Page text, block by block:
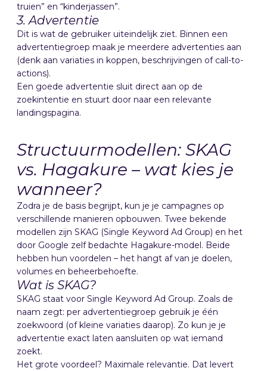
truien” en “kinderjassen”.
3. Advertentie
Dit is wat de gebruiker uiteindelijk ziet. Binnen een
advertentiegroep maak je meerdere advertenties aan
(denk aan variaties in koppen, beschrijvingen of call-to-
actions).
Een goede advertentie sluit direct aan op de
zoekintentie en stuurt door naar een relevante
landingspagina.
Structuurmodellen: SKAG
vs. Hagakure – wat kies je
wanneer?
Zodra je de basis begrijpt, kun je je campagnes op
verschillende manieren opbouwen. Twee bekende
modellen zijn SKAG (Single Keyword Ad Group) en het
door Google zelf bedachte Hagakure-model. Beide
hebben hun voordelen – het hangt af van je doelen,
volumes en beheerbehoefte.
Wat is SKAG?
SKAG staat voor Single Keyword Ad Group. Zoals de
naam zegt: per advertentiegroep gebruik je één
zoekwoord (of kleine variaties daarop). Zo kun je je
advertentie exact laten aansluiten op wat iemand
zoekt.
Het grote voordeel? Maximale relevantie. Dat levert